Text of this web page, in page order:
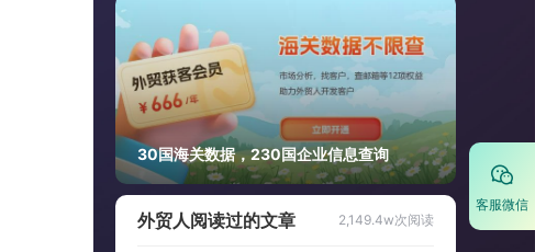
客服微信
30国海关数据，230国企业信息查询
外贸人阅读过的文章 2,149.4w次阅读